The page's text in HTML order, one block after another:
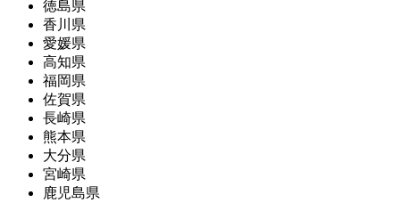
徳島県
香川県
愛媛県
高知県
福岡県
佐賀県
長崎県
熊本県
大分県
宮崎県
鹿児島県